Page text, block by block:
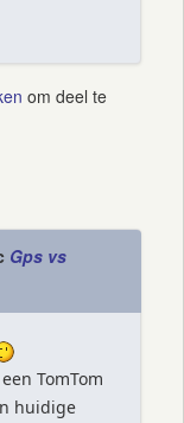
om deel te
Gps vs
TomTom
huidige